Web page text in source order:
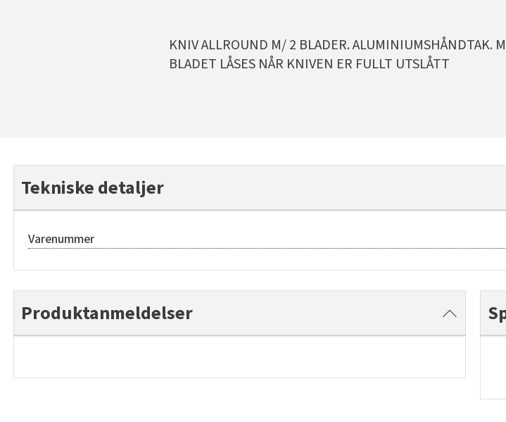
KNIV ALLROUND M/ 2 BLADER. ALUMINIUMSHÅNDTAK.
BLADET LÅSES NÅR KNIVEN ER FULLT UTSLÅTT
Tekniske detaljer
Varenummer
Produktanmeldelser